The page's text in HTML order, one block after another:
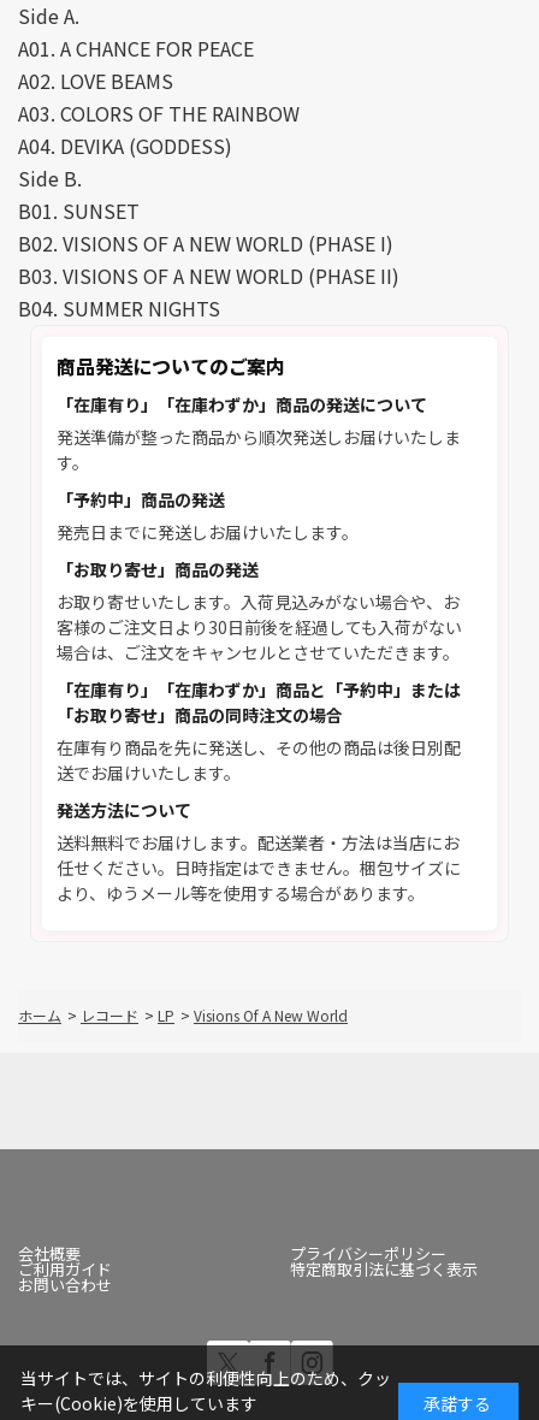
Side A.
A01. A CHANCE FOR PEACE
A02. LOVE BEAMS
A03. COLORS OF THE RAINBOW
A04. DEVIKA (GODDESS)
Side B.
B01. SUNSET
B02. VISIONS OF A NEW WORLD (PHASE I)
B03. VISIONS OF A NEW WORLD (PHASE II)
B04. SUMMER NIGHTS
商品発送についてのご案内
「在庫有り」「在庫わずか」商品の発送について
発送準備が整った商品から順次発送しお届けいたしま
す。
「予約中」商品の発送
発売日までに発送しお届けいたします。
「お取り寄せ」商品の発送
お取り寄せいたします。入荷見込みがない場合や、お
客様のご注文日より30日前後を経過しても入荷がない
場合は、ご注文をキャンセルとさせていただきます。
「在庫有り」「在庫わずか」商品と「予約中」または
「お取り寄せ」商品の同時注文の場合
在庫有り商品を先に発送し、その他の商品は後日別配
送でお届けいたします。
発送方法について
送料無料でお届けします。配送業者・方法は当店にお
任せください。日時指定はできません。梱包サイズに
より、ゆうメール等を使用する場合があります。
ホーム > レコード > LP > Visions Of A New World
会社概要 プライバシーポリシー
ご利用ガイド 特定商取引法に基づく表示
お問い合わせ
当サイトでは、サイトの利便性向上のため、クッ
キー(Cookie)を使用しています
承諾する